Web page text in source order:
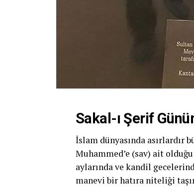
Sakal-ı Şerif
İslam dünyasında asırlardır
Muhammed’e (sav) ait
aylarında ve kandil
manevi bir hatıra niteliği